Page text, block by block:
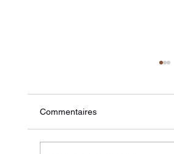
Commentaires